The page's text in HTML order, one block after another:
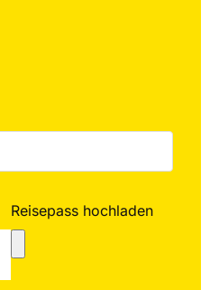
Reisepass hochladen